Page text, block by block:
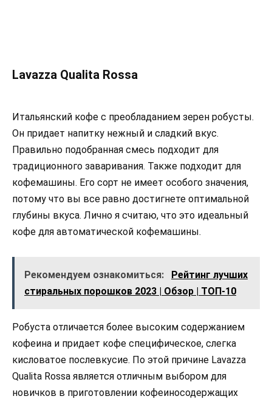
Lavazza Qualita Rossa
Итальянский кофе с преобладанием зерен робусты.
Он придает напитку нежный и сладкий вкус.
Правильно подобранная смесь подходит для
традиционного заваривания. Также подходит для
кофемашины. Его сорт не имеет особого значения,
потому что вы все равно достигнете оптимальной
глубины вкуса. Лично я считаю, что это идеальный
кофе для автоматической кофемашины.
Рекомендуем ознакомиться:
Рейтинг лучших
стиральных порошков 2023 | Обзор | ТОП-10
Робуста отличается более высоким содержанием
кофеина и придает кофе специфическое, слегка
кисловатое послевкусие. По этой причине Lavazza
Qualita Rossa является отличным выбором для
новичков в приготовлении кофеиносодержащих